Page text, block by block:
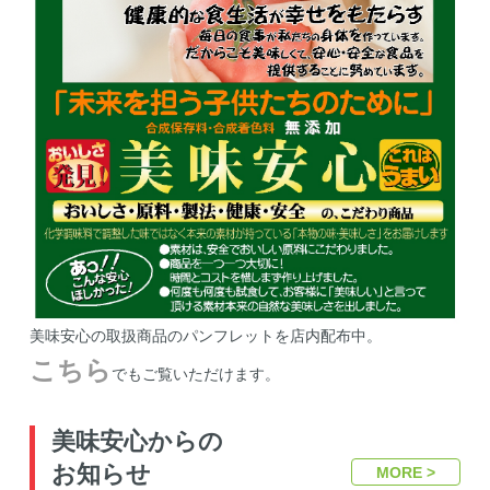
美味安心の取扱商品のパンフレットを店内配布中。
こちら でもご覧いただけます。
美味安心からの
お知らせ
MORE >